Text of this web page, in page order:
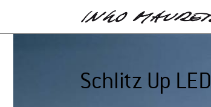
Schlitz Up LED